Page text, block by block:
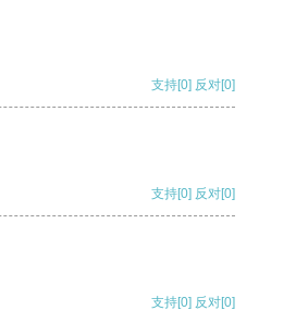
支持[0] 反对[0]
支持[0] 反对[0]
支持[0] 反对[0]